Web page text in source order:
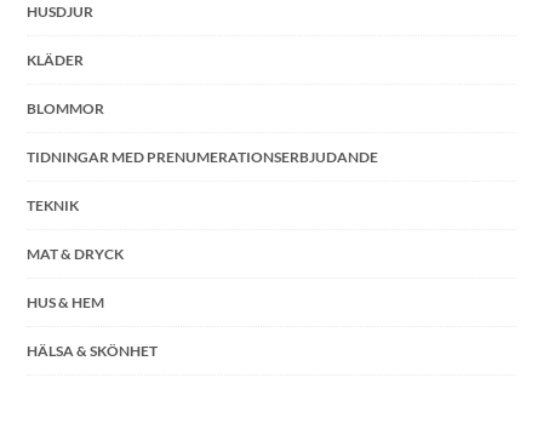
HUSDJUR
KLÄDER
BLOMMOR
TIDNINGAR MED PRENUMERATIONSERBJUDANDE
TEKNIK
MAT & DRYCK
HUS & HEM
HÄLSA & SKÖNHET